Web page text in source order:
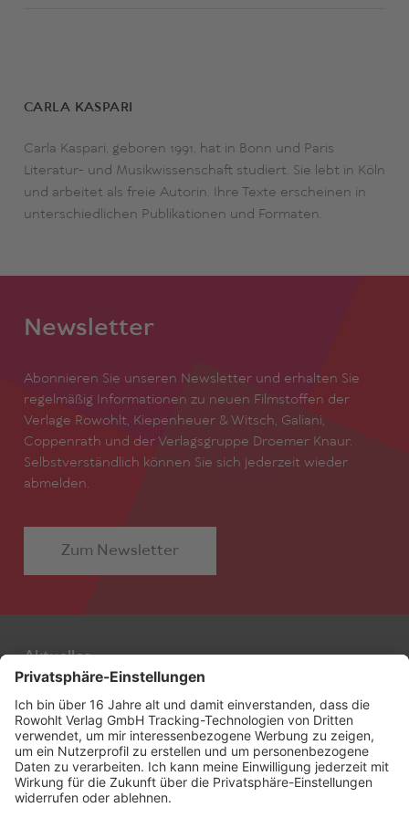
CARLA KASPARI
Carla Kaspari, geboren 1991, hat in Bonn und Paris
Literatur- und Musikwissenschaft studiert. Sie lebt in Köln
und arbeitet als freie Autorin. Ihre Texte erscheinen in
unterschiedlichen Publikationen und Formaten.
Newsletter
Abonnieren Sie unseren Newsletter und erhalten Sie
regelmäßig Informationen zu neuen Filmstoffen der
Verlage Rowohlt, Kiepenheuer & Witsch, Galiani,
Coppenrath und der Verlagsgruppe Droemer Knaur.
Selbstverständlich können Sie sich jederzeit wieder
abmelden.
Zum Newsletter
Aktuelles
Autor:innen
Filmstoffe
Alle Stoffe
Agentur